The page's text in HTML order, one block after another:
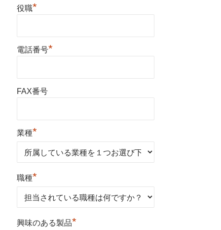
役職*
電話番号*
FAX番号
業種*
職種*
興味のある製品*